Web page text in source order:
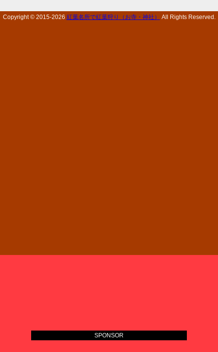
Copyright © 2015-2026 紅葉名所で紅葉狩り（お寺・神社） All Rights Reserved.
SPONSOR